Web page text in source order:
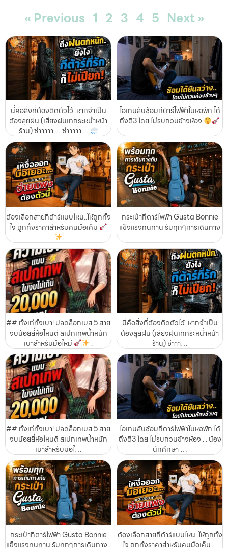
« Previous 1 2 3 4 5 Next »
นี่คือสิ่งที่ต้องติดตัวไว้..หากจำเป็น
ต้องลุยฝน (เสียงฝนเทกระหน่ำหน้า
ร้าน) ซ่าาาาา… ซ่าาาาา…
ไอเทมลับซ้อมกีตาร์ไฟฟ้าในหอพัก ได้
ถึงตี3 โดย ไม่รบกวนข้างห้อง
ต้องเลือกสายกีต้าร์แบบไหน..ให้ถูกทั้ง
ใจ ถูกทั้งราคาสำหรับคนมือเค็ม
กระเป๋ากีตาร์ไฟฟ้า Gusta Bonnie
แข็งแรงทนทาน รับทุกๆการเดินทาง
## ทั้งเท่ทั้งเบา! ปลดล็อกเบส 5 สาย
งบน้อยยี่ห้อไหนดี สเปกเทพน้ำหนัก
เบาสำหรับมือใหม่
.
นี่คือสิ่งที่ต้องติดตัวไว้..หากจำเป็น
ต้องลุยฝน (เสียงฝนเทกระหน่ำหน้า
ร้าน) ซ่าาา…
## ทั้งเท่ทั้งเบา! ปลดล็อกเบส 5 สาย
งบน้อยยี่ห้อไหนดี สเปกเทพน้ำหนัก
เบาสำหรับมือใ…
ไอเทมลับซ้อมกีตาร์ไฟฟ้าในหอพัก ได้
ถึงตี3 โดย ไม่รบกวนข้างห้อง . . น้อง
นักศึกษา …
กระเป๋ากีตาร์ไฟฟ้า Gusta Bonnie
แข็งแรงทนทาน รับทุกๆการเดินทาง..
ต้องเลือกสายกีต้าร์แบบไหน..ให้ถูกทั้ง
ใจ ถูกทั้งราคาสำหรับคนมือเค็ม . .